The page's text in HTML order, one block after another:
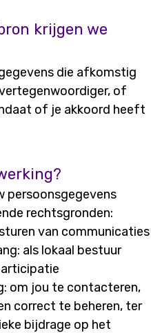
krijgen we
die afkomstig
of
of je akkoord heeft
persoonsgegevens
rechtsgronden:
van communicaties
als lokaal bestuur
om jou te contacteren,
correct te beheren, ter
bijdrage op het